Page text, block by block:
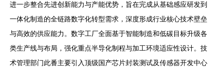
进一步整合先进创新能力与产能优势，旨在完成从基础感应研发到
一体化制造的全链路数字化转型需求，深度形成行业核心技术壁垒
与高效的供应能力。数字工厂全面基于智能制造和低碳目标升级各
类生产线与布局，强化重点半导化制程与加工环境适应性设计。技
术管理部门此番主要引入顶级国产芯片封装测试及传感器开发中心